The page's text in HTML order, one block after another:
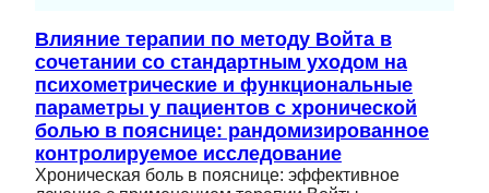
Влияние терапии по методу Войта в
сочетании со стандартным уходом на
психометрические и функциональные
параметры у пациентов с хронической
болью в пояснице: рандомизированное
контролируемое исследование
Хроническая боль в пояснице: эффективное